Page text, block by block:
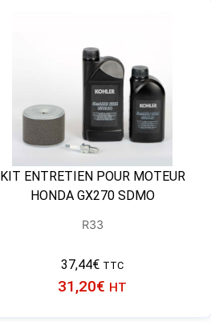
KIT ENTRETIEN POUR MOTEUR
HONDA GX270 SDMO
R33
37,44€ TTC
31,20€ HT